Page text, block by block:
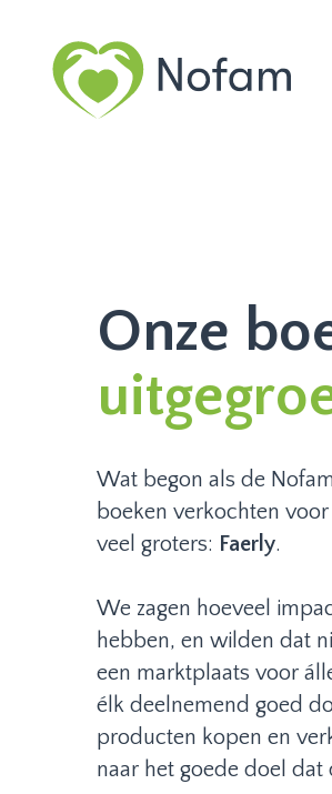
Onze
Wat begon als de
boeken verkochten
veel groters: Faerly.
We zagen hoeveel
hebben, en wilden dat
een marktplaats voor
élk deelnemend goed
producten kopen en
naar het goede doel dat